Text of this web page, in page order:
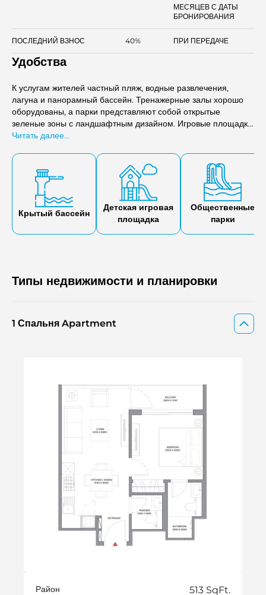
МЕСЯЦЕВ С ДАТЫ
БРОНИРОВАНИЯ
ПОСЛЕДНИЙ ВЗНОС 40% ПРИ ПЕРЕДАЧЕ
Удобства
К услугам жителей частный пляж, водные развлечения,
лагуна и панорамный бассейн. Тренажерные залы хорошо
оборудованы, а парки представляют собой открытые
зеленые зоны с ландшафтным дизайном. Игровые площадки,
сады на крыше и пешеходные дорожки способствуют
для гольфа, пристань для яхт, рестораны на набережной и
плавучий павильон.
Читать далее...
Крытый бассейн
Детская игровая
площадка
Общественные
парки
Типы недвижимости и планировки
1 Спальня Apartment
Район 513 SqFt.